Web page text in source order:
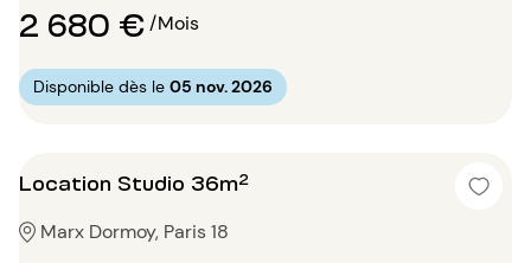
2 680 €/Mois
Disponible dès le 05 nov. 2026
Location Studio 36m²
Marx Dormoy, Paris 18